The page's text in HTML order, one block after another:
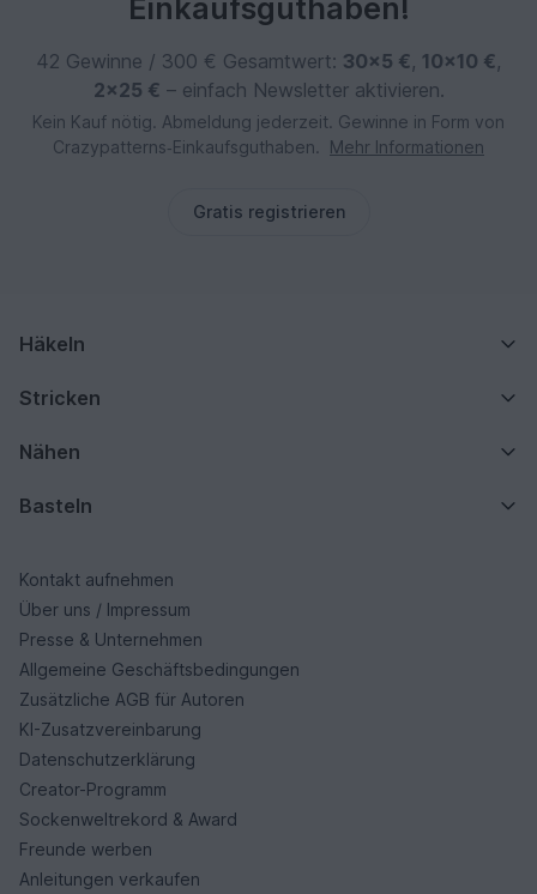
Einkaufsguthaben!
42 Gewinne / 300 € Gesamtwert: 30×5 €, 10×10 €,
2×25 € – einfach Newsletter aktivieren.
Kein Kauf nötig. Abmeldung jederzeit. Gewinne in Form von
Crazypatterns‑Einkaufsguthaben.
Mehr Informationen
Gratis registrieren
Häkeln
Stricken
Nähen
Basteln
Kontakt aufnehmen
Über uns / Impressum
Presse & Unternehmen
Allgemeine Geschäftsbedingungen
Zusätzliche AGB für Autoren
KI-Zusatzvereinbarung
Datenschutzerklärung
Creator-Programm
Sockenweltrekord & Award
Freunde werben
Anleitungen verkaufen